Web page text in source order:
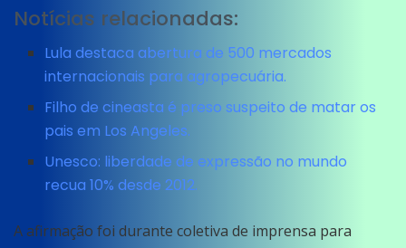
Notícias relacionadas:
Lula destaca abertura de 500 mercados
internacionais para agropecuária.
Filho de cineasta é preso suspeito de matar os
pais em Los Angeles.
Unesco: liberdade de expressão no mundo
recua 10% desde 2012.
A afirmação foi durante coletiva de imprensa para